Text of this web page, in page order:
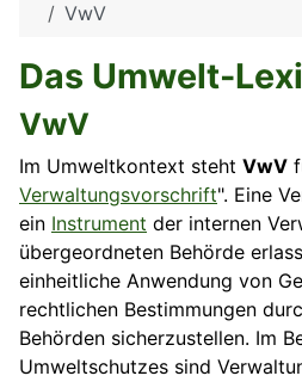
VwV
Das Umwelt-
VwV
Im Umweltkontext steht VwV
Verwaltungsvorschrift". Eine
ein Instrument der internen
übergeordneten Behörde
einheitliche Anwendung von
rechtlichen Bestimmungen
Behörden sicherzustellen. Im
Umweltschutzes sind